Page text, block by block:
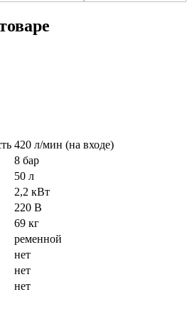
420 л/мин (на входе)
8 бар
50 л
2,2 кВт
220 В
69 кг
ременной
нет
нет
нет